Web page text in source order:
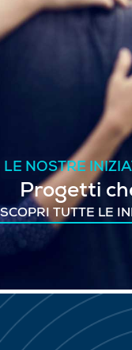
LE NOSTRE
Progetti
SCOPRI TUTTE LE